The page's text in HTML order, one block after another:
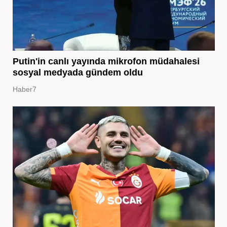
Putin'in canlı yayında mikrofon müdahalesi
sosyal medyada gündem oldu
Haber7